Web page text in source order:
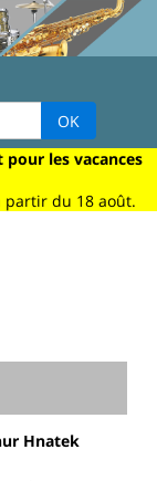
OK
les vacances
partir du 18 août.
Hnatek